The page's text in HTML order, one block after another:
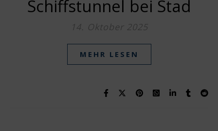
Schiffstunnel bei Stad
14. Oktober 2025
MEHR LESEN